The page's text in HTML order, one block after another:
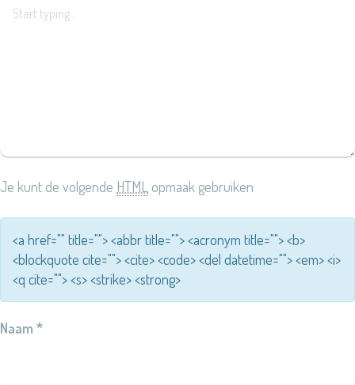
Je kunt de volgende HTML opmaak gebruiken
<a href="" title=""> <abbr title=""> <acronym title=""> <b>
<blockquote cite=""> <cite> <code> <del datetime=""> <em> <i>
<q cite=""> <s> <strike> <strong>
Naam *